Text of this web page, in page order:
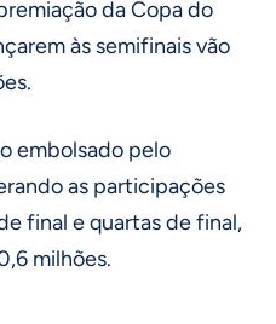
da Copa do
às semifinais vão
embolsado pelo
as participações
final e quartas de final,
milhões.